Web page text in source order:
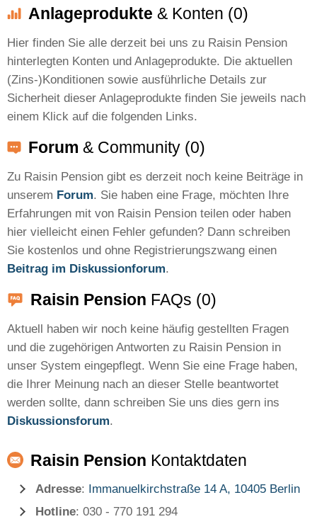
Anlageprodukte & Konten (0)
Hier finden Sie alle derzeit bei uns zu Raisin Pension
hinterlegten Konten und Anlageprodukte. Die aktuellen
(Zins-)Konditionen sowie ausführliche Details zur
Sicherheit dieser Anlageprodukte finden Sie jeweils nach
einem Klick auf die folgenden Links.
Forum & Community (0)
Zu Raisin Pension gibt es derzeit noch keine Beiträge in
unserem Forum. Sie haben eine Frage, möchten Ihre
Erfahrungen mit von Raisin Pension teilen oder haben
hier vielleicht einen Fehler gefunden? Dann schreiben
Sie kostenlos und ohne Registrierungszwang einen
Beitrag im Diskussionforum.
Raisin Pension FAQs (0)
Aktuell haben wir noch keine häufig gestellten Fragen
und die zugehörigen Antworten zu Raisin Pension in
unser System eingepflegt. Wenn Sie eine Frage haben,
die Ihrer Meinung nach an dieser Stelle beantwortet
werden sollte, dann schreiben Sie uns dies gern ins
Diskussionsforum.
Raisin Pension Kontaktdaten
Adresse: Immanuelkirchstraße 14 A, 10405 Berlin
Hotline: 030 - 770 191 294